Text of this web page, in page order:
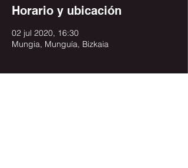
Horario y ubicación
02 jul 2020, 16:30
Mungia, Munguía, Bizkaia